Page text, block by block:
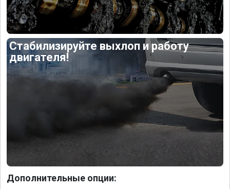
Стабилизируйте выхлоп и работу
двигателя!
Дополнительные опции: